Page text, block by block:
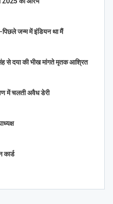
जन्म में इंडियन था मैं
से दया की भीख मांगते मृतक आश्रित
में चलती अवैध डेरी
कार्ड